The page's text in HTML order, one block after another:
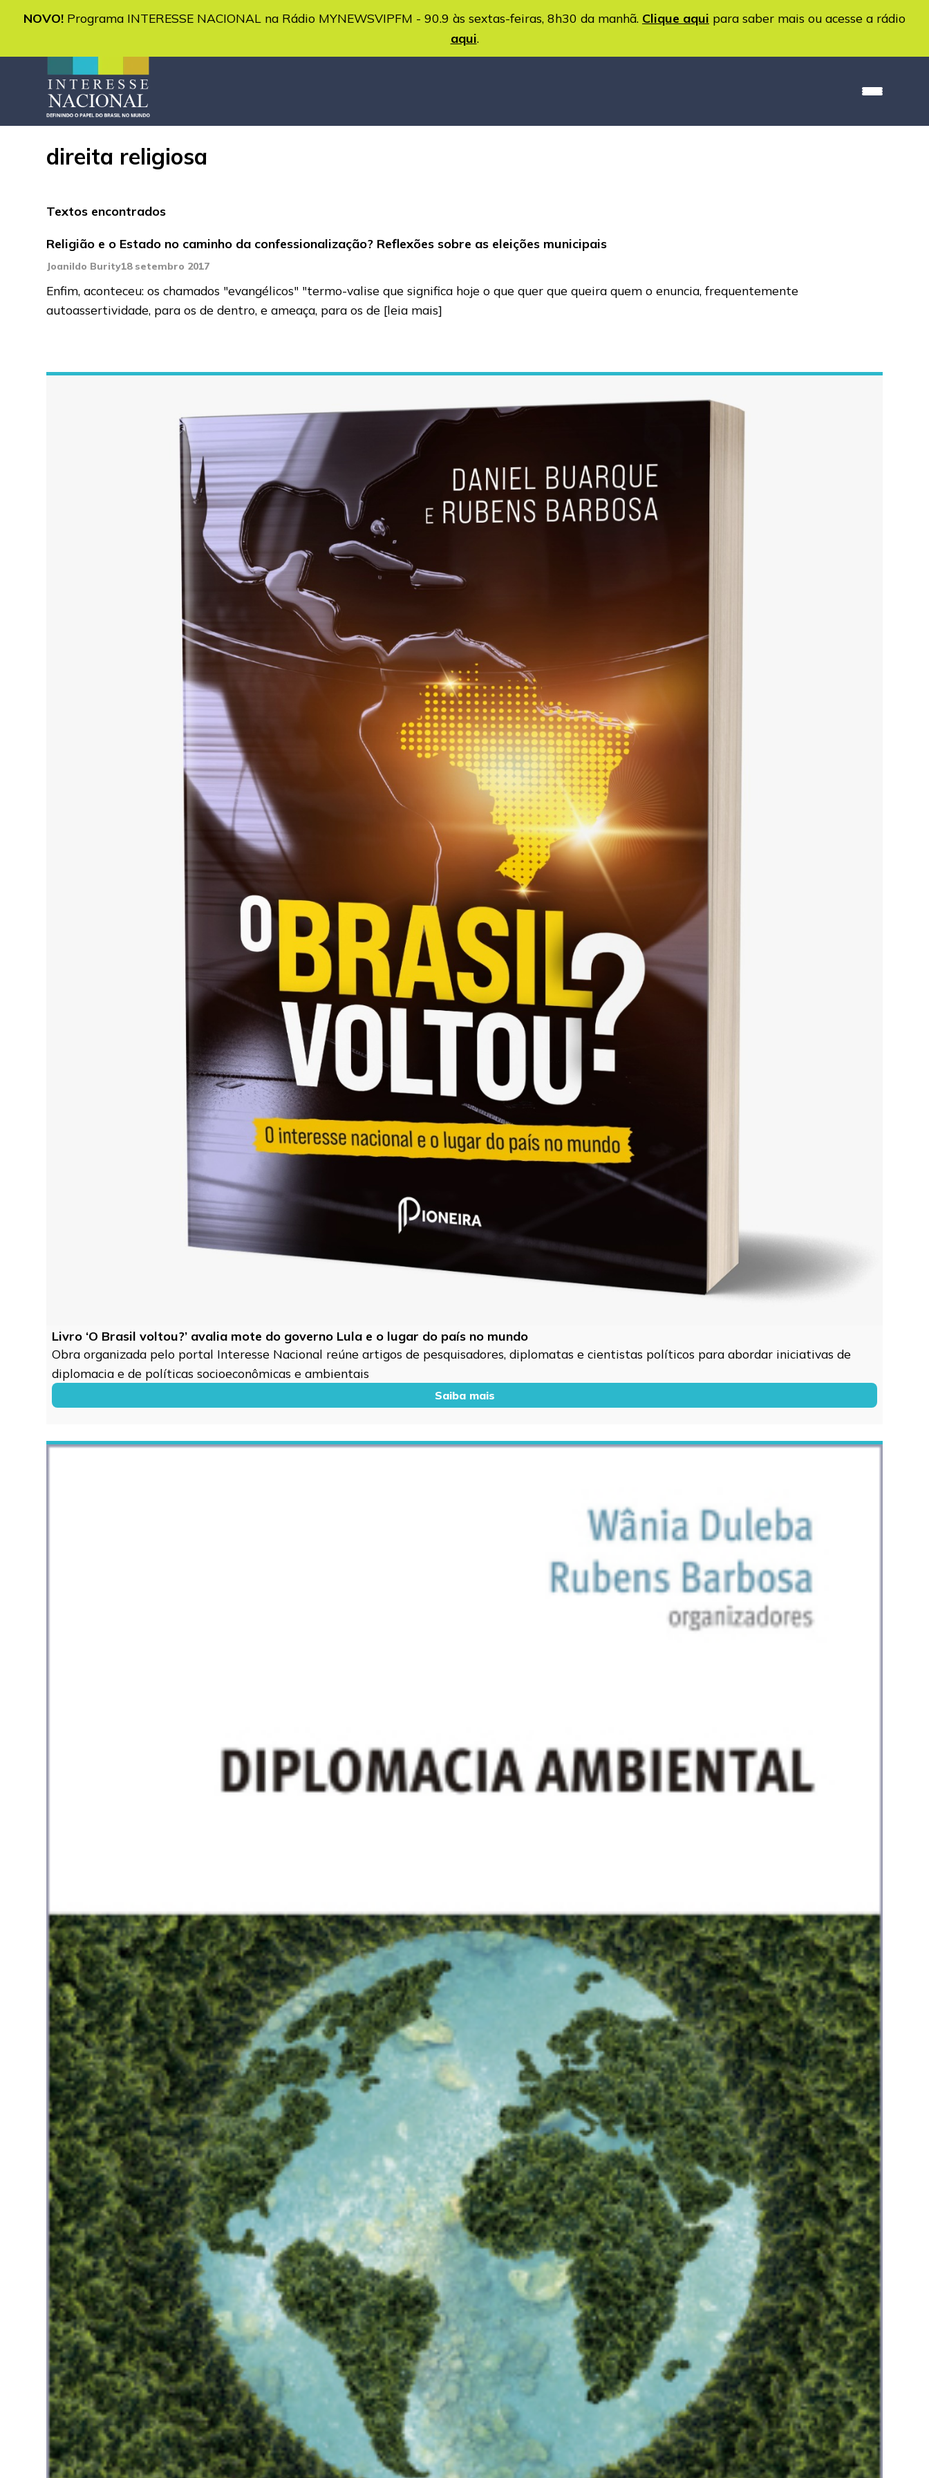
NOVO! Programa INTERESSE NACIONAL na Rádio MYNEWSVIPFM - 90.9 às sextas-feiras, 8h30 da manhã. Clique aqui para saber mais ou acesse a rádio
aqui.
direita religiosa
Textos encontrados
Religião e o Estado no caminho da confessionalização? Reflexões sobre as eleições municipais
Joanildo Burity18 setembro 2017
Enfim, aconteceu: os chamados "evangélicos" "termo-valise que significa hoje o que quer que queira quem o enuncia, frequentemente
autoassertividade, para os de dentro, e ameaça, para os de [leia mais]
Livro ‘O Brasil voltou?’ avalia mote do governo Lula e o lugar do país no mundo
Obra organizada pelo portal Interesse Nacional reúne artigos de pesquisadores, diplomatas e cientistas políticos para abordar iniciativas de
diplomacia e de políticas socioeconômicas e ambientais
Saiba mais